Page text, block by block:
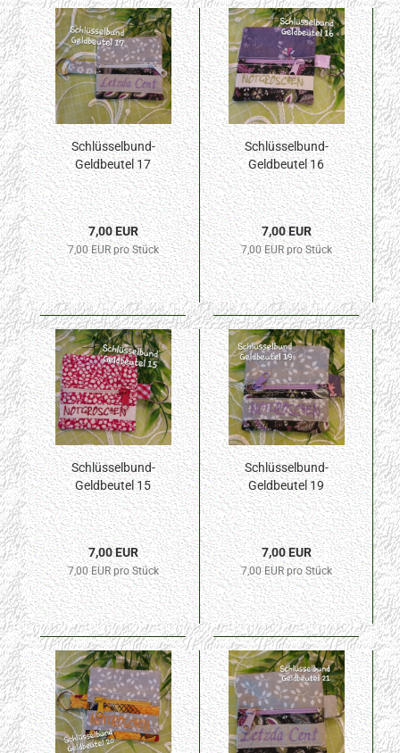
Schlüsselbund-
Geldbeutel 17
7,00 EUR
7,00 EUR pro Stück
Schlüsselbund-
Geldbeutel 16
7,00 EUR
7,00 EUR pro Stück
Schlüsselbund-
Geldbeutel 15
7,00 EUR
7,00 EUR pro Stück
Schlüsselbund-
Geldbeutel 19
7,00 EUR
7,00 EUR pro Stück